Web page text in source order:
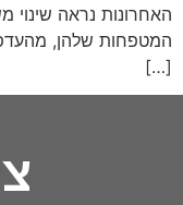
האחרונות נראה
המטפחות שלהן,
[…]